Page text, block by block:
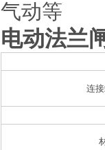
气动等
电动法兰
连